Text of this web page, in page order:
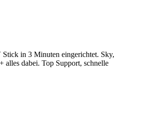
in 3 Minuten eingerichtet. Sky,
dabei. Top Support, schnelle